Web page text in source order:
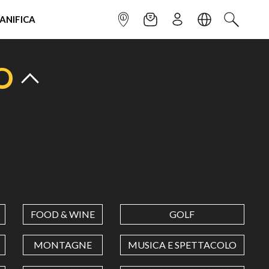
INFOPOINTNEWSLETTER
ISCRIVITILINGUACERCA
FOOD & WINE GOLF
MONTAGNE MUSICA E SPETTACOLO